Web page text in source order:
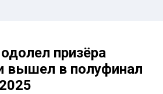
призёра
вышел в полуфинал